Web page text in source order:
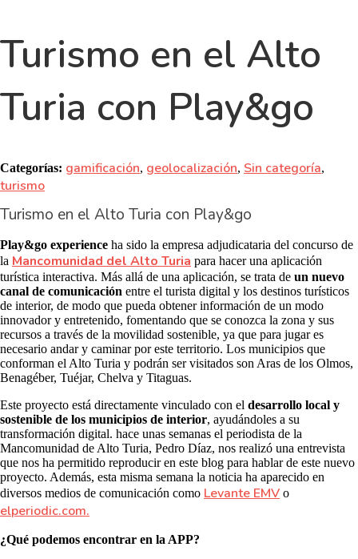
Turismo en el Alto
Turia con Play&go
Categorías: gamificación, geolocalización, Sin categoría,
turismo
Turismo en el Alto Turia con Play&go
Play&go experience ha sido la empresa adjudicataria del concurso de
la Mancomunidad del Alto Turia para hacer una aplicación
turística interactiva. Más allá de una aplicación, se trata de un nuevo
canal de comunicación entre el turista digital y los destinos turísticos
de interior, de modo que pueda obtener información de un modo
innovador y entretenido, fomentando que se conozca la zona y sus
recursos a través de la movilidad sostenible, ya que para jugar es
necesario andar y caminar por este territorio. Los municipios que
conforman el Alto Turia y podrán ser visitados son Aras de los Olmos,
Benagéber, Tuéjar, Chelva y Titaguas.
Este proyecto está directamente vinculado con el desarrollo local y
sostenible de los municipios de interior, ayudándoles a su
transformación digital. hace unas semanas el periodista de la
Mancomunidad de Alto Turia, Pedro Díaz, nos realizó una entrevista
que nos ha permitido reproducir en este blog para hablar de este nuevo
proyecto. Además, esta misma semana la noticia ha aparecido en
diversos medios de comunicación como Levante EMV o
elperiodic.com.
¿Qué podemos encontrar en la APP?